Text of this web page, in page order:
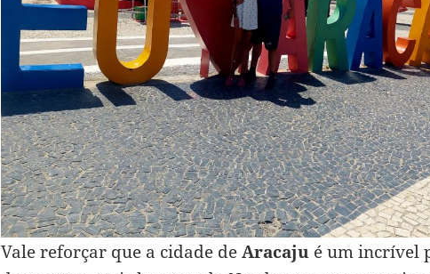
Vale reforçar que a cidade deAracajué um incrível